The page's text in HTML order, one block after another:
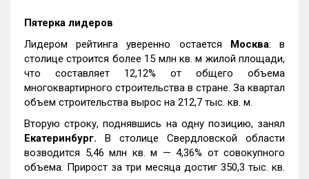
Пятерка лидеров
Лидером рейтинга уверенно остается
Москва: в
столице строится более 15 млн кв. м жилой площади,
что составляет 12,12% от общего объема
многоквартирного строительства в стране. За квартал
объем строительства вырос на 212,7 тыс. кв. м.
Вторую строку, поднявшись на одну позицию, занял
Екатеринбург.
В столице Свердловской области
возводится 5,46 млн кв. м — 4,36% от совокупного
объема. Прирост за три месяца достиг 350,3 тыс. кв.